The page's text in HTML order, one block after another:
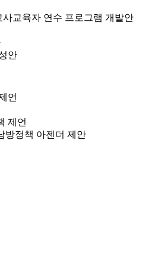
교육자 연수 프로그램 개발안
안
언
제언
방정책 아젠더 제안